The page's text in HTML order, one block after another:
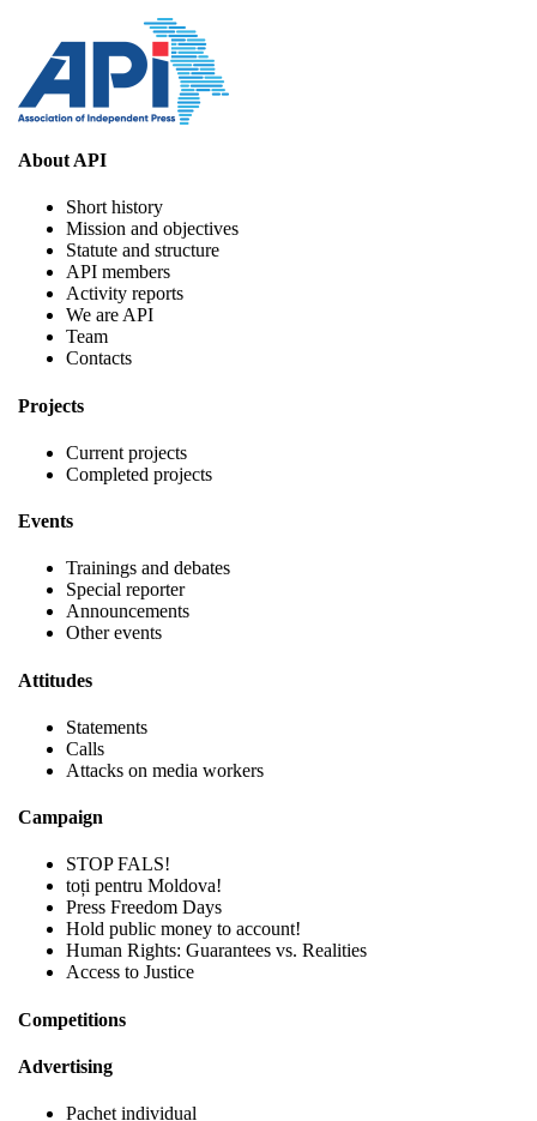
About API
Short history
Mission and objectives
Statute and structure
API members
Activity reports
We are API
Team
Contacts
Projects
Current projects
Completed projects
Events
Trainings and debates
Special reporter
Announcements
Other events
Attitudes
Statements
Calls
Attacks on media workers
Campaign
STOP FALS!
toți pentru Moldova!
Press Freedom Days
Hold public money to account!
Human Rights: Guarantees vs. Realities
Access to Justice
Competitions
Advertising
Pachet individual